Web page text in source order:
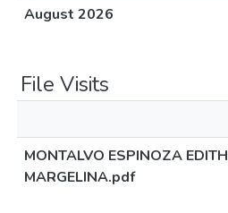
August 2026
File Visits
MONTALVO ESPINOZA EDITH
MARGELINA.pdf